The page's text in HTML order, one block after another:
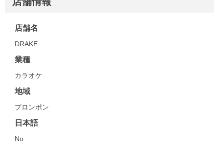
店舗名
DRAKE
業種
カラオケ
地域
プロンポン
日本語
No